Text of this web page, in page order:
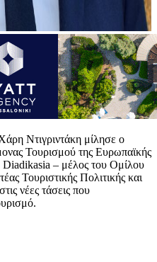
Ντιγριντάκη μίλησε ο
Τουρισμού της Ευρωπαϊκής
– μέλος του Ομίλου
Τουριστικής Πολιτικής και
νέες τάσεις που